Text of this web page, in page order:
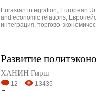
Eurasian integration, European
and economic relations,
интеграция, торгово-
Развитие
ХАНИН Гирш
12 13435